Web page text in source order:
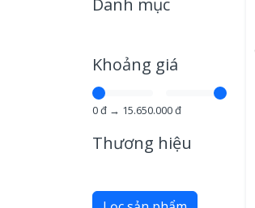
Danh mục
Khoảng giá
0đ → 15.650.000đ
Thương hiệu